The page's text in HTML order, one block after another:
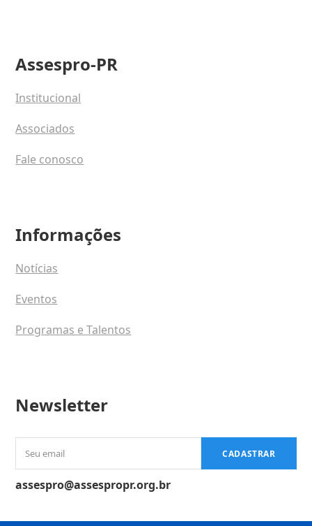
Assespro-PR
Institucional
Associados
Fale conosco
Informações
Notícias
Eventos
Programas e Talentos
Newsletter
email
CADASTRAR
assespro@assespropr.org.br